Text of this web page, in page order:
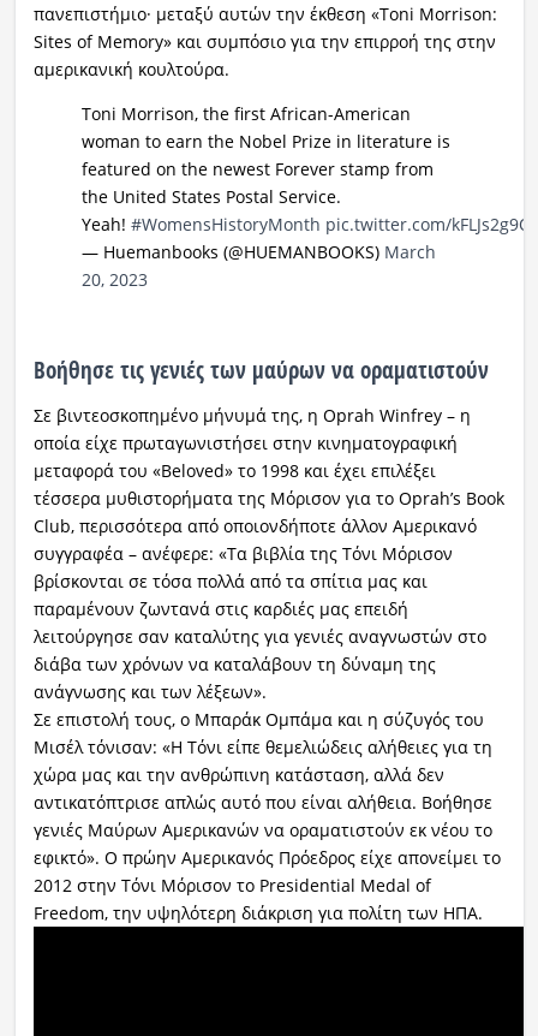
πανεπιστήμιο· μεταξύ αυτών την έκθεση «Toni Morrison:
Sites of Memory» και συμπόσιο για την επιρροή της στην
αμερικανική κουλτούρα.
Toni Morrison, the first African-American
woman to earn the Nobel Prize in literature is
featured on the newest Forever stamp from
the United States Postal Service.
Yeah! #WomensHistoryMonth pic.twitter.com/
— Huemanbooks (@HUEMANBOOKS) March
20, 2023
Βοήθησε τις γενιές των μαύρων να οραματιστούν
Σε βιντεοσκοπημένο μήνυμά της, η Oprah Winfrey – η
οποία είχε πρωταγωνιστήσει στην κινηματογραφική
μεταφορά του «Beloved» το 1998 και έχει επιλέξει
τέσσερα μυθιστορήματα της Μόρισον για το Oprah’s Book
Club, περισσότερα από οποιονδήποτε άλλον Αμερικανό
συγγραφέα – ανέφερε: «Τα βιβλία της Τόνι Μόρισον
βρίσκονται σε τόσα πολλά από τα σπίτια μας και
παραμένουν ζωντανά στις καρδιές μας επειδή
λειτούργησε σαν καταλύτης για γενιές αναγνωστών στο
διάβα των χρόνων να καταλάβουν τη δύναμη της
ανάγνωσης και των λέξεων».
Σε επιστολή τους, ο Μπαράκ Ομπάμα και η σύζυγός του
Μισέλ τόνισαν: «Η Τόνι είπε θεμελιώδεις αλήθειες για τη
χώρα μας και την ανθρώπινη κατάσταση, αλλά δεν
αντικατόπτρισε απλώς αυτό που είναι αλήθεια. Βοήθησε
γενιές Μαύρων Αμερικανών να οραματιστούν εκ νέου το
εφικτό». Ο πρώην Αμερικανός Πρόεδρος είχε απονείμει το
2012 στην Τόνι Μόρισον το Presidential Medal of
Freedom, την υψηλότερη διάκριση για πολίτη των ΗΠΑ.